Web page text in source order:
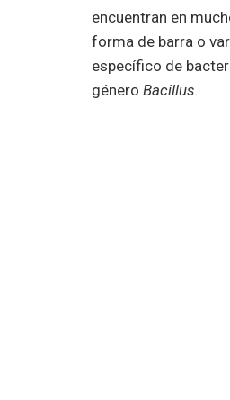
encuentran en
forma de barra o
específico de
género Bacillus.